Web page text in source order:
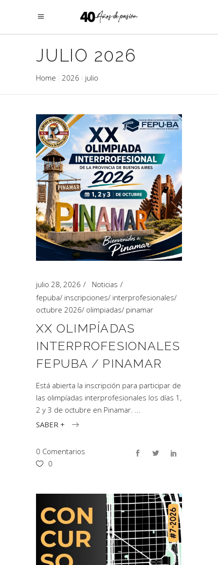
JULIO 2026
Home 2026 julio
julio 28, 2026
Noticias
fepuba/ inscripciones/ interprofesionales/
octubre 2026/ olimpiadas/ pinamar
XX OLIMPÍADAS
INTERPROFESIONALES
FEPUBA / PINAMAR
Está abierta la inscripción para participar de
las olimpíadas interprofesionales los días 1,
2 y 3 de octubre en Pinamar.
SABER +
0 Comentarios
0